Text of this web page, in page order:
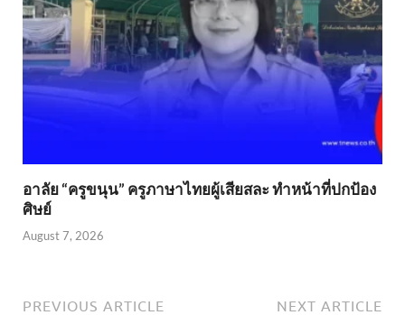
อาลัย “ครูขนุน” ครูภาษาไทยผู้เสียสละ ทำหน้าที่ปกป้อง
ศิษย์
August 7, 2026
PREVIOUS ARTICLE NEXT ARTICLE